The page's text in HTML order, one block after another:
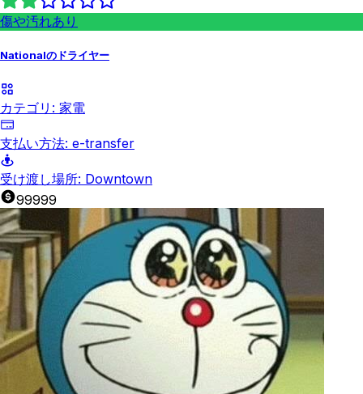
傷や汚れあり
Nationalのドライヤー
カテゴリ: 家電
支払い方法: e-transfer
受け渡し場所: Downtown
99999